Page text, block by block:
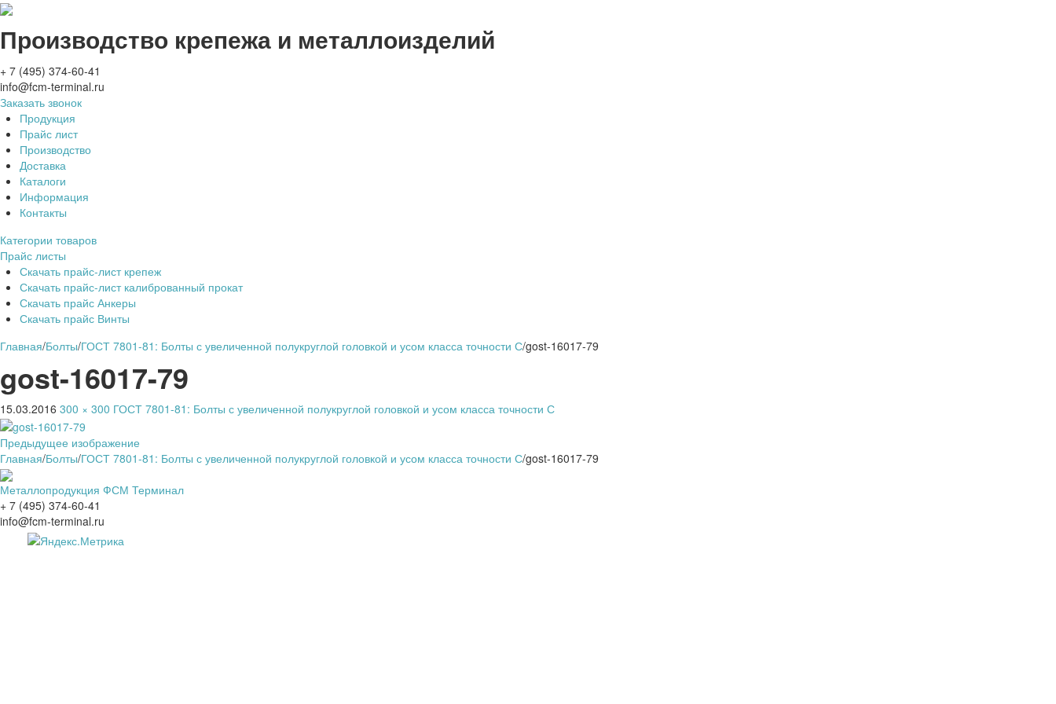
Производство крепежа и металлоизделий
+ 7 (495) 374-60-41
info@fcm-terminal.ru
Заказать звонок
Продукция
Прайс лист
Производство
Доставка
Каталоги
Информация
Контакты
Категории товаров
Прайс листы
Скачать прайс-лист крепеж
Скачать прайс-лист калиброванный прокат
Скачать прайс Анкеры
Скачать прайс Винты
Главная/Болты/ГОСТ 7801-81: Болты с увеличенной полукруглой головкой и усом класса точности С/gost-16017-79
gost-16017-79
15.03.2016 300 × 300 ГОСТ 7801-81: Болты с увеличенной полукруглой головкой и усом класса точности С
Предыдущее изображение
Главная/Болты/ГОСТ 7801-81: Болты с увеличенной полукруглой головкой и усом класса точности С/gost-16017-79
Металлопродукция ФСМ Терминал
+ 7 (495) 374-60-41
info@fcm-terminal.ru